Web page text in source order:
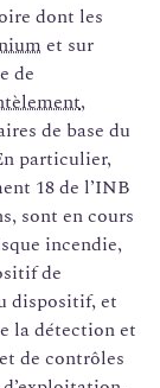
dont les
et sur
de
,
de base du
particulier,
18 de l’INB
sont en cours
incendie,
de
dispositif, et
la détection et
de contrôles